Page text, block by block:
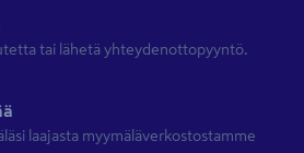
tai lähetä yhteydenottopyyntö.
laajasta myymäläverkostostamme